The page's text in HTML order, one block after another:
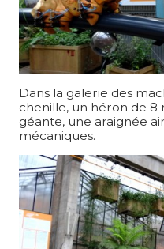
Dans la galerie des
chenille, un héron de 8
géante, une araignée
mécaniques.